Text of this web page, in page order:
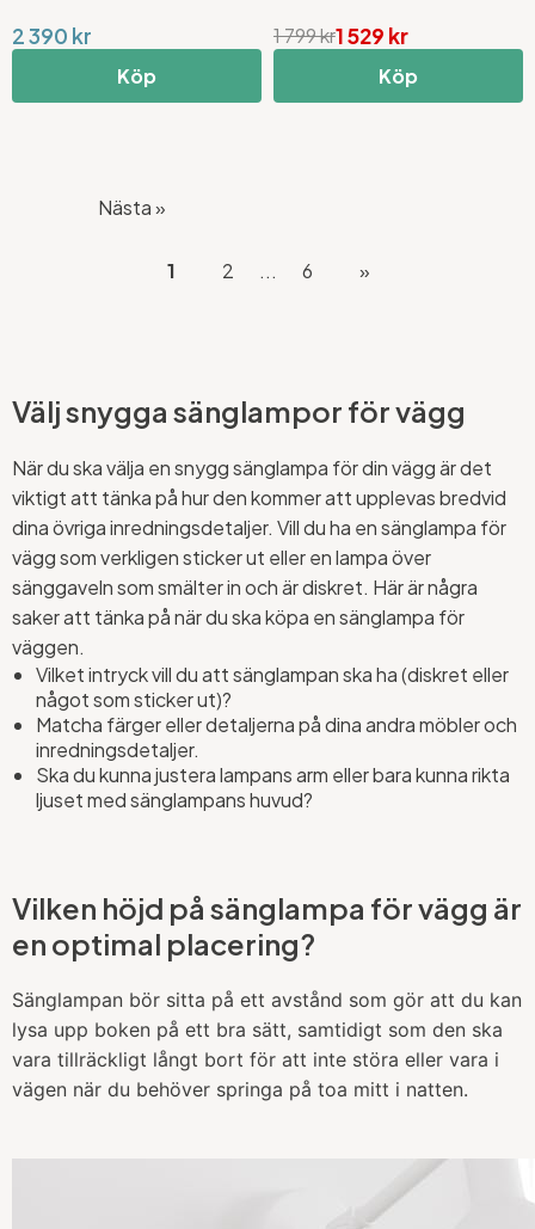
2 390 kr
Köp
1 529 kr
1 799 kr
Köp
Nästa »
1 2 ... 6 »
Välj snygga sänglampor för vägg
När du ska välja en snygg sänglampa för din vägg är det
viktigt att tänka på hur den kommer att upplevas bredvid
dina övriga inredningsdetaljer. Vill du ha en sänglampa för
vägg som verkligen sticker ut eller en lampa över
sänggaveln som smälter in och är diskret. Här är några
saker att tänka på när du ska köpa en sänglampa för
väggen.
Vilket intryck vill du att sänglampan ska ha (diskret eller
något som sticker ut)?
Matcha färger eller detaljerna på dina andra möbler och
inredningsdetaljer.
Ska du kunna justera lampans arm eller bara kunna rikta
ljuset med sänglampans huvud?
Vilken höjd på sänglampa för vägg är
en optimal placering?
Sänglampan bör sitta på ett avstånd som gör att du kan
lysa upp boken på ett bra sätt, samtidigt som den ska
vara tillräckligt långt bort för att inte störa eller vara i
vägen när du behöver springa på toa mitt i natten.